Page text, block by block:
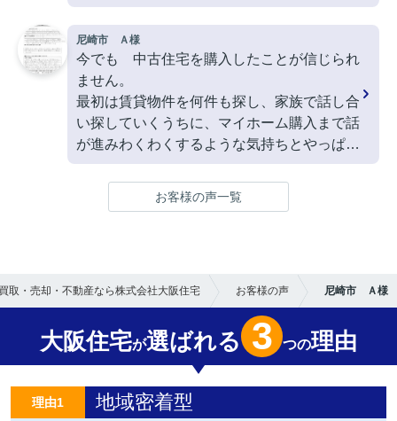
た。
尼崎市 Ａ様
今でも 中古住宅を購入したことが信じられ
ません。
最初は賃貸物件を何件も探し、家族で話し合
い探していくうちに、マイホーム購入まで話
が進みわくわくするような気持ちとやっぱり
購入することは大変なことだと(手続き等)思
う気持ちでした。でも大阪住宅さんに支えら
れ、私たち家族は購入できました。いろいろ
お客様の声一覧
取・売却・不動産なら株式会社大阪住宅 お客様の声 尼崎市 Ａ様
大阪住宅が選ばれる 3 つの理由
理由1 地域密着型